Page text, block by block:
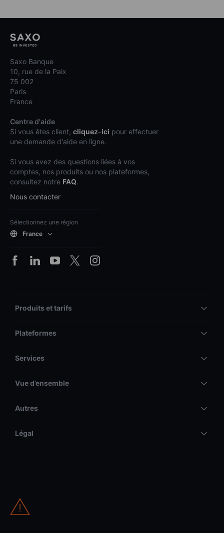
Saxo Banque
10, rue de la Paix
75 002
Paris
France
Centre d'aide
Si vous êtes client, cliquez-ici pour effectuer
une demande d'aide en ligne.
Si vous avez des questions liées à vos
comptes, nos produits ou nos plateformes,
consultez notre FAQ.
Nous contacter
Sélectionnez une région
France
Produits et tarifs
Plateformes
Services
Vue d’ensemble
Autres
Légal